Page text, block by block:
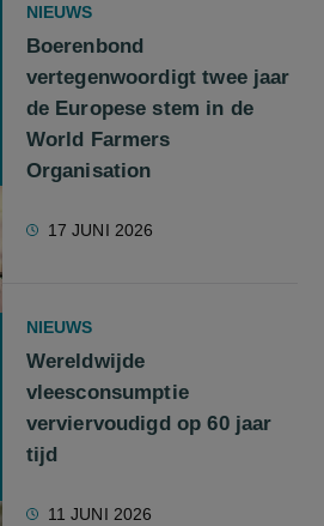
NIEUWS
Boerenbond
vertegenwoordigt twee jaar
de Europese stem in de
World Farmers
Organisation
17 JUNI 2026
NIEUWS
Wereldwijde
vleesconsumptie
verviervoudigd op 60 jaar
tijd
11 JUNI 2026